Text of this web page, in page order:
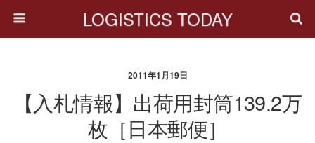
LOGISTICS TODAY
2011年1月19日
【入札情報】出荷用封筒139.2万
枚［日本郵便］